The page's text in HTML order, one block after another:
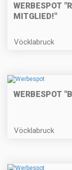
WERBESPOT
MITGLIED!"
Vöcklabruck
WERBESPOT
Vöcklabruck